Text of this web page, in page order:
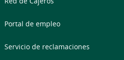
Portal de empleo
Servicio de reclamaciones